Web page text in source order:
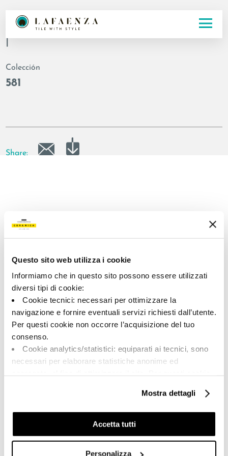
Questo sito web utilizza i cookie
Informiamo che in questo sito possono essere utilizzati
diversi tipi di cookie:
Cookie tecnici: necessari per ottimizzare la
navigazione e fornire eventuali servizi richiesti dall’utente.
Per questi cookie non occorre l’acquisizione del tuo
consenso.
Cookie analytics/statistici: equiparati ai tecnici, sono
necessari per elaborare statistiche anonime ed
Cookie di profilazione/marketing: sono utilizzati, solo
previo tuo consenso, per esaminare le tue abitudini di
navigazione e mostrarti quindi avvisi pubblicitari mirati, in
linea con le tue preferenze.
Mostra dettagli
Accetta tutti
Personalizza
Código
|
Colección
581
Share:
A brand of Cooperativa Ceramica d’Imola
Tel: +39 0542 601601
CERTIFICACIÓN
COLECCIONES